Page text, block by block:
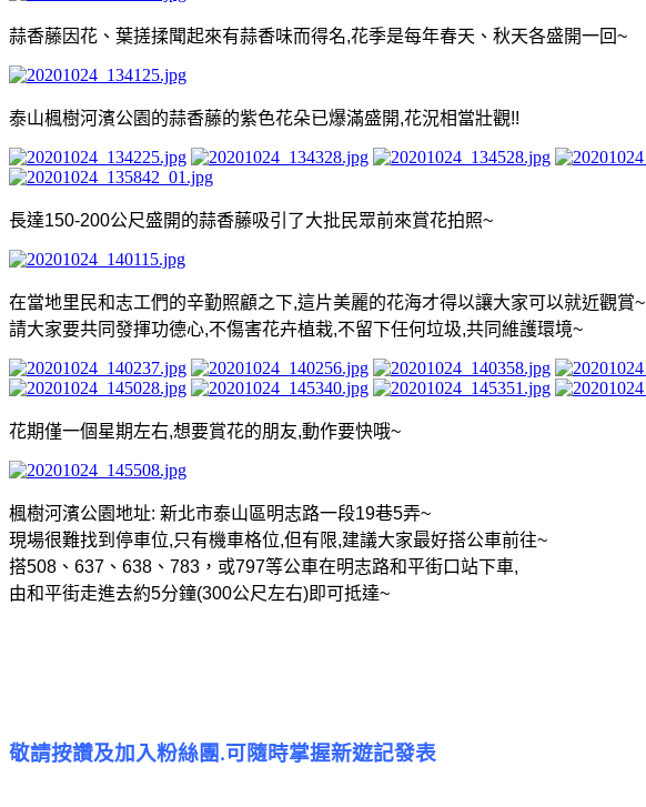
蒜香藤因花、葉搓揉聞起來有蒜香味而得名,花季是每年春天、秋天各盛開一回~
泰山楓樹河濱公園的蒜香藤的紫色花朵已爆滿盛開,花況相當壯觀!!
長達150-200公尺盛開的蒜香藤吸引了大批民眾前來賞花拍照~
在當地里民和志工們的辛勤照顧之下,這片美麗的花海才得以讓大家可以就近觀賞~
請大家要共同發揮功德心,不傷害花卉植栽,不留下任何垃圾,共同維護環境~
花期僅一個星期左右,想要賞花的朋友,動作要快哦~
楓樹河濱公園地址: 新北市泰山區明志路一段19巷5弄~
現場很難找到停車位,只有機車格位,但有限,建議大家最好搭公車前往~
搭508 、 637 、 638 、 783 ，或797等公車在明志路和平街口站下車,
由和平街走進去約5分鐘(300公尺左右)即可抵達~
敬請按讚及加入粉絲團 .可隨時掌握新遊記發表